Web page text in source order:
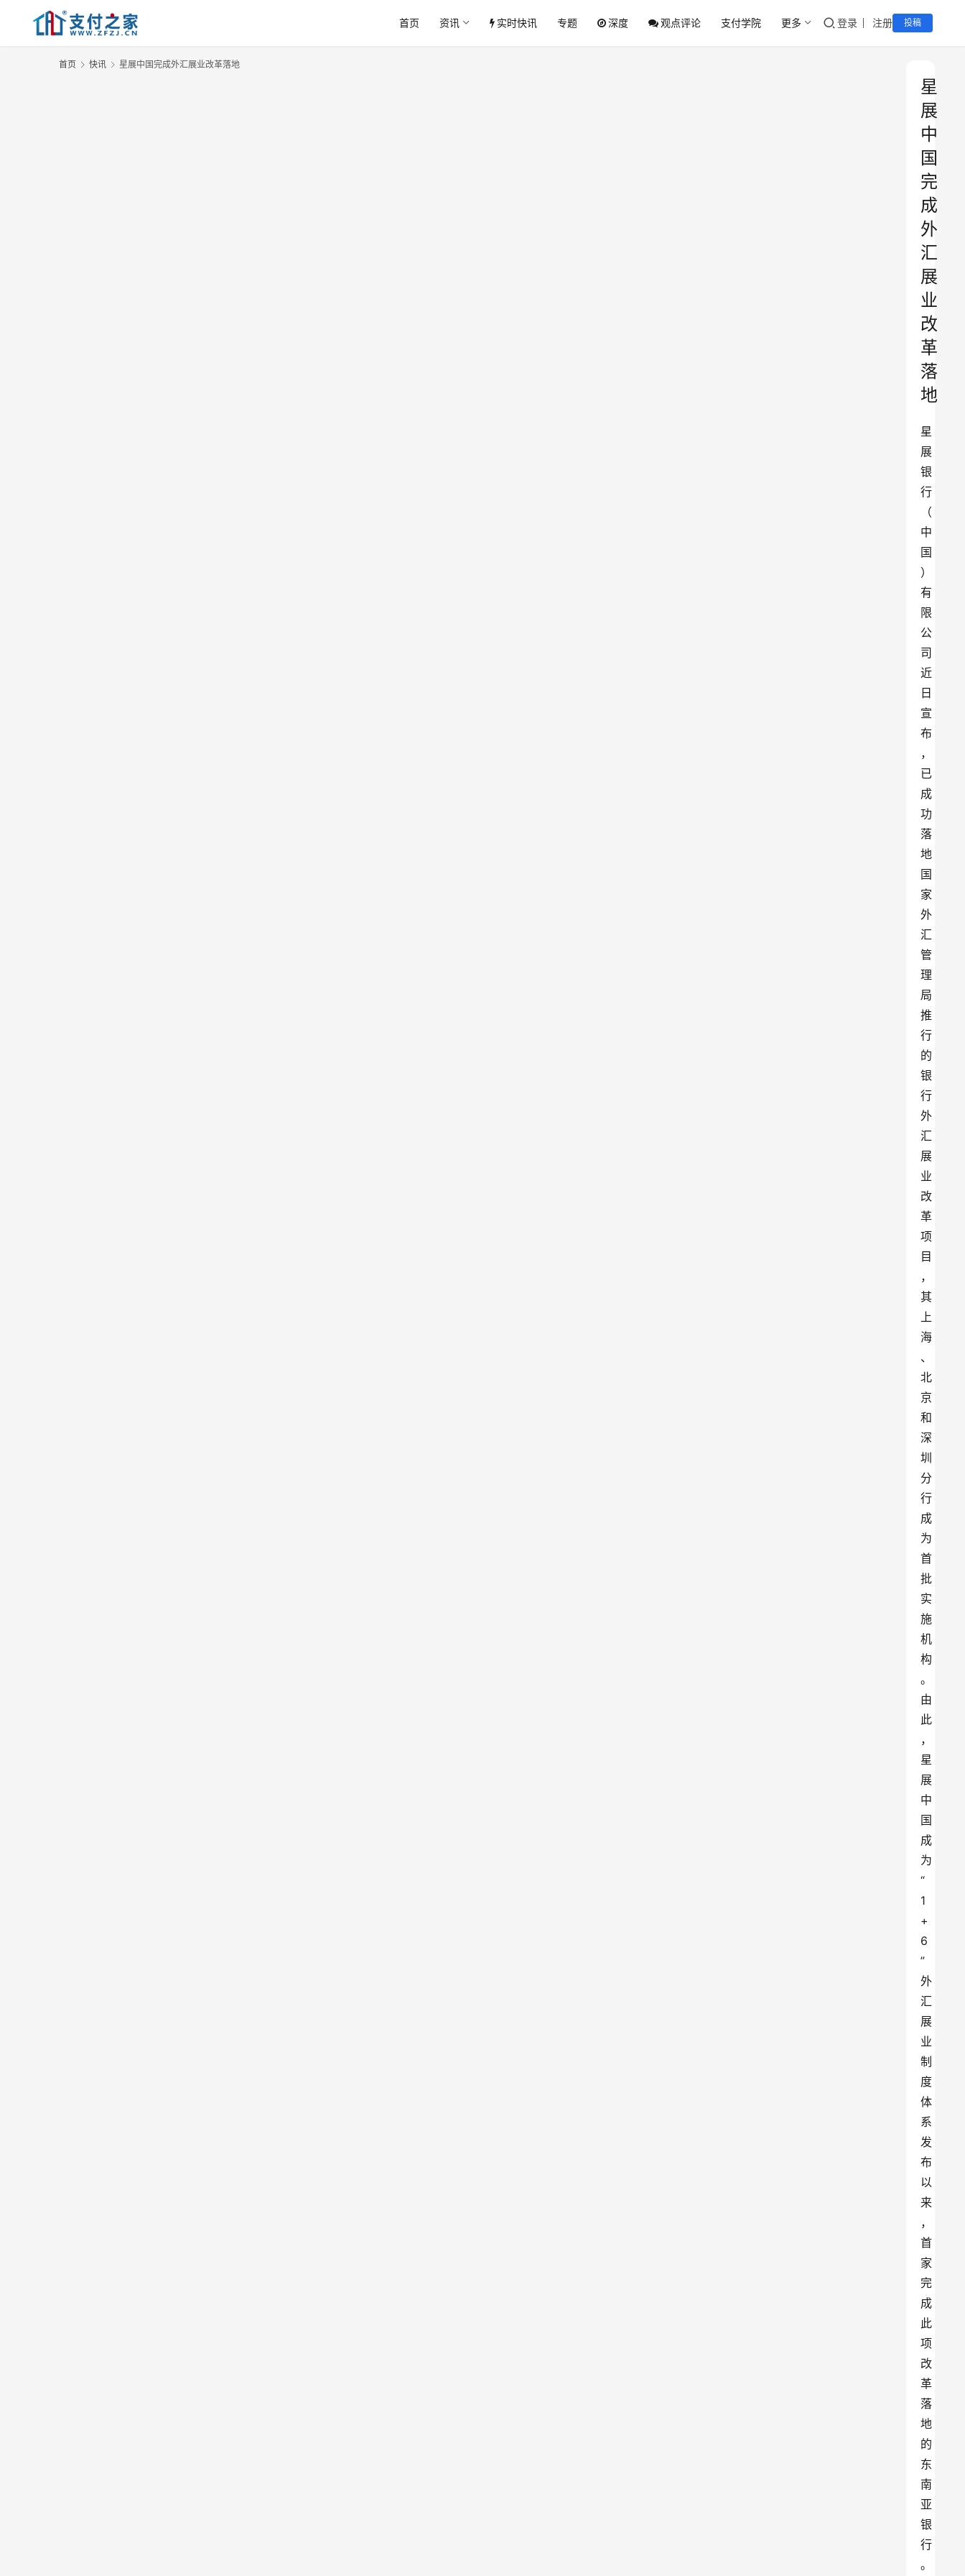
首页 资讯 实时快讯 专题 深度 观点评论 支付学院 更多 登录 注册 投稿
首页 快讯 星展中国完成外汇展业改革落地
星
展
中
国
完
成
外
汇
展
业
改
革
落
地
星
展
银
行
（
中
国
）
有
限
公
司
近
日
宣
布
，
已
成
功
落
地
国
家
外
汇
管
理
局
推
行
的
银
行
外
汇
展
业
改
革
项
目
，
其
上
海
、
北
京
和
深
圳
分
行
成
为
首
批
实
施
机
构
。
由
此
，
星
展
中
国
成
为
“
1
+
6
”
外
汇
展
业
制
度
体
系
发
布
以
来
，
首
家
完
成
此
项
改
革
落
地
的
东
南
亚
银
行
。